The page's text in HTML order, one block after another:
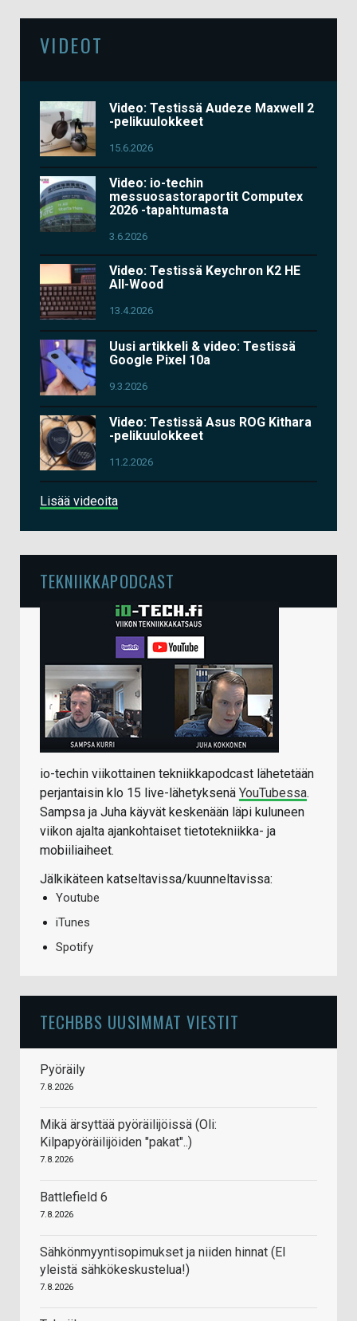
VIDEOT
Video: Testissä Audeze Maxwell 2
-pelikuulokkeet
15.6.2026
Video: io-techin
messuosastoraportit Computex
2026 -tapahtumasta
3.6.2026
Video: Testissä Keychron K2 HE
All-Wood
13.4.2026
Uusi artikkeli & video: Testissä
Google Pixel 10a
9.3.2026
Video: Testissä Asus ROG Kithara
-pelikuulokkeet
11.2.2026
Lisää videoita
TEKNIIKKAPODCAST
io-techin viikottainen tekniikkapodcast lähetetään
perjantaisin klo 15 live-lähetyksenä YouTubessa.
Sampsa ja Juha käyvät keskenään läpi kuluneen
viikon ajalta ajankohtaiset tietotekniikka- ja
mobiiliaiheet.
Jälkikäteen katseltavissa/kuunneltavissa:
Youtube
iTunes
Spotify
TECHBBS UUSIMMAT VIESTIT
Pyöräily
7.8.2026
Mikä ärsyttää pyöräilijöissä (Oli:
Kilpapyöräilijöiden "pakat"..)
7.8.2026
Battlefield 6
7.8.2026
Sähkönmyyntisopimukset ja niiden hinnat (EI
yleistä sähkökeskustelua!)
7.8.2026